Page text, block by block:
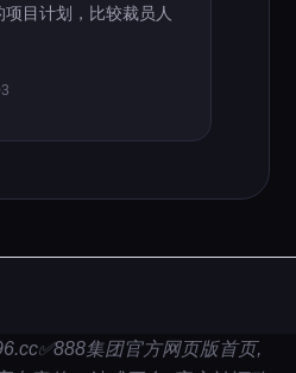
目计划，比较裁员人
集团官方网页版首页,